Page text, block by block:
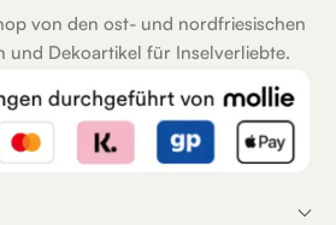
von den ost- und nordfriesischen
und Dekoartikel für Inselverliebte.